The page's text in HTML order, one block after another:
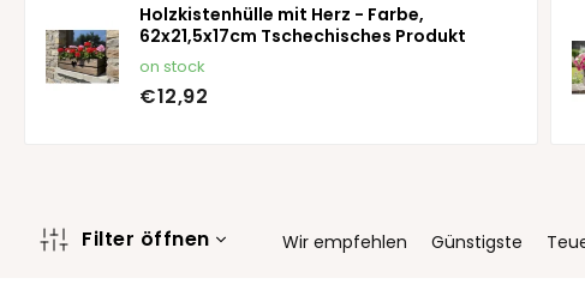
Holzkistenhülle mit Herz - Farbe,
62x21,5x17cm Tschechisches Produkt
on stock
€12,92
PWir empfehlen Günstigste
Filter öffnen